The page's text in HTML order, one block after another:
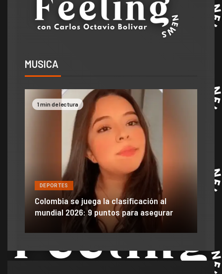
MUSICA
1 min de lectura
DEPORTES
Colombia se juega la clasificación al
mundial 2026: 9 puntos para asegurar
2